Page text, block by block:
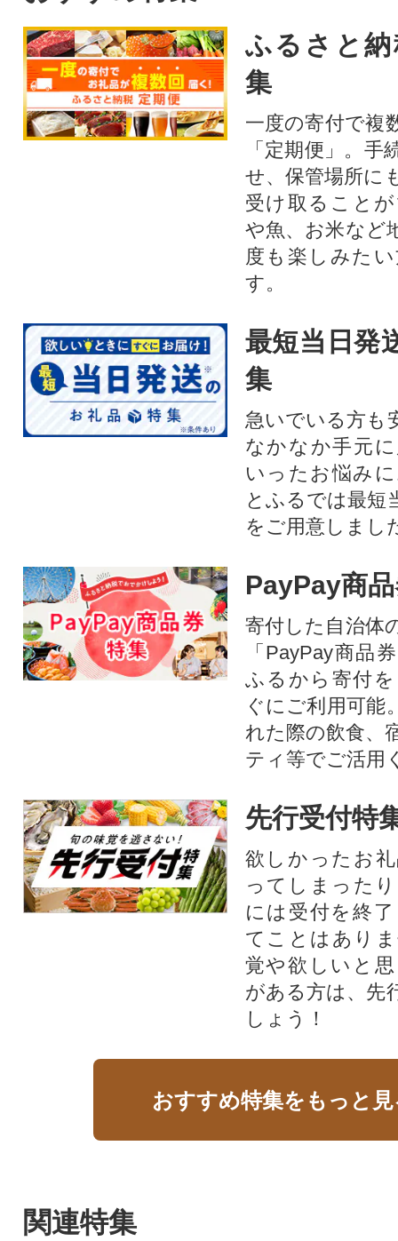
ふるさと
集
一度の寄付で複
「定期便」。
せ、保管場所に
受け取ること
や魚、お米など
度も楽しみた
す。
最短当日発
集
急いでいる方も
なかなか手元
いったお悩み
とふるでは最短
をご用意しまし
PayPay商
寄付した自治体
「PayPay商品
ふるから寄付
ぐにご利用可能
れた際の飲食、
ティ等でご活用
先行受付特
欲しかったお
ってしまった
には受付を終
てことはあり
覚や欲しいと
がある方は、先
しょう！
おすすめ特集をもっと
関連特集